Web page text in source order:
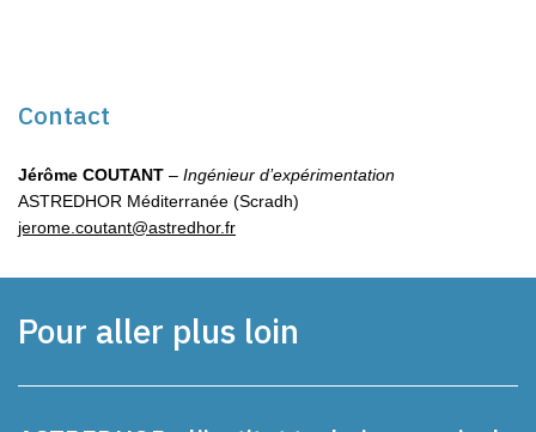
Contact
Jérôme COUTANT – Ingénieur d’expérimentation
ASTREDHOR Méditerranée (Scradh)
jerome.coutant@astredhor.fr
Pour aller plus loin